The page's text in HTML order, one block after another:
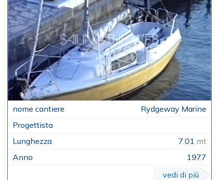
Rydgeway Marine
7,01 mt
1977
vedi di più